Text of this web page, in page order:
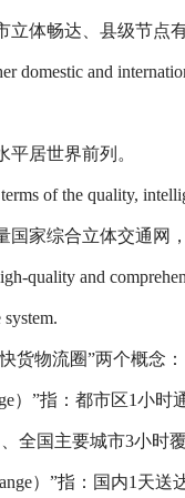
体畅达、县级节点有
domestic and
居世界前列。
of the quality,
家综合立体交通网
quality and
快货物流圈”两个概念：
） ”指：都市区1小时
全国主要城市3小时
） ”指：国内1 天送